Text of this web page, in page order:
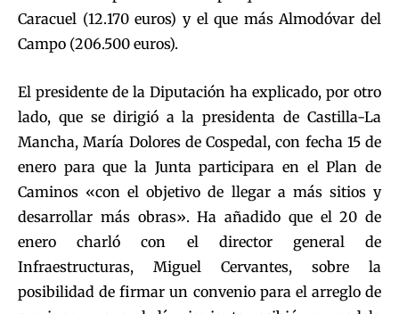
Caracuel (12.170 euros) y el que más Almodóvar del
Campo (206.500 euros).
El presidente de la Diputación ha explicado, por otro
lado, que se dirigió a la presidenta de Castilla-La
Mancha, María Dolores de Cospedal, con fecha 15 de
enero para que la Junta participara en el Plan de
Caminos «con el objetivo de llegar a más sitios y
desarrollar más obras». Ha añadido que el 20 de
enero charló con el director general de
Infraestructuras, Miguel Cervantes, sobre la
posibilidad de firmar un convenio para el arreglo de